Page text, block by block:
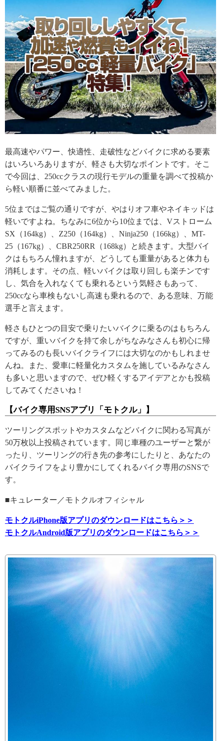
最高速やパワー、快適性、走破性などバイクに求める要素
はいろいろありますが、軽さも大切なポイントです。そこ
で今回は、250ccクラスの現行モデルの重量を調べて投稿か
ら軽い順番に並べてみました。
5位まではご覧の通りですが、やはりオフ車やネイキッドは
軽いですよね。ちなみに6位から10位までは、Vストローム
SX（164kg）、Z250（164kg）、Ninja250（166kg）、MT-
25（167kg）、CBR250RR（168kg）と続きます。大型バイ
クはもちろん憧れますが、どうしても重量があると体力も
消耗します。その点、軽いバイクは取り回しも楽チンです
し、気合を入れなくても乗れるという気軽さもあって、
250ccなら車検もないし高速も乗れるので、ある意味、万能
選手と言えます。
軽さもひとつの目安で乗りたいバイクに乗るのはもちろん
ですが、重いバイクを持て余しがちなみなさんも初心に帰
ってみるのも長いバイクライフには大切なのかもしれませ
んね。また、愛車に軽量化カスタムを施しているみなさん
も多いと思いますので、ぜひ軽くするアイデアとかも投稿
してみてくださいね！
【バイク専用SNSアプリ「モトクル」】
ツーリングスポットやカスタムなどバイクに関わる写真が
50万枚以上投稿されています。同じ車種のユーザーと繋が
ったり、ツーリングの行き先の参考にしたりと、あなたの
バイクライフをより豊かにしてくれるバイク専用のSNSで
す。
■キュレーター／モトクルオフィシャル
モトクルiPhone版アプリのダウンロードはこちら＞＞
モトクルAndroid版アプリのダウンロードはこちら＞＞